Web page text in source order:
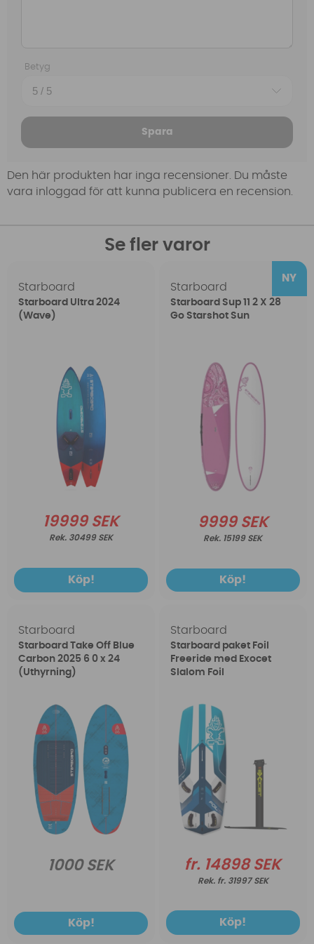
Betyg
Spara
Den här produkten har inga recensioner. Du måste
vara inloggad för att kunna publicera en recension.
Se fler varor
Starboard
Starboard Ultra 2024
(Wave)
19999 SEK
30499 SEK
Köp!
Starboard
Starboard Sup 11 2 X 28
Go Starshot Sun
9999 SEK
15199 SEK
Köp!
Starboard
Starboard Take Off Blue
Carbon 2025 6 0 x 24
(Uthyrning)
1000 SEK
Köp!
Starboard
Starboard paket Foil
Freeride med Exocet
Slalom Foil
fr. 14898 SEK
fr. 31997 SEK
Köp!